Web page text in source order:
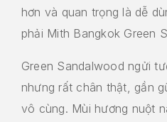
hơn và quan trọng là dễ
phải Mith Bangkok Green
Green Sandalwood ngửi
nhưng rất chân thật, gần
vô cùng. Mùi hương nuột